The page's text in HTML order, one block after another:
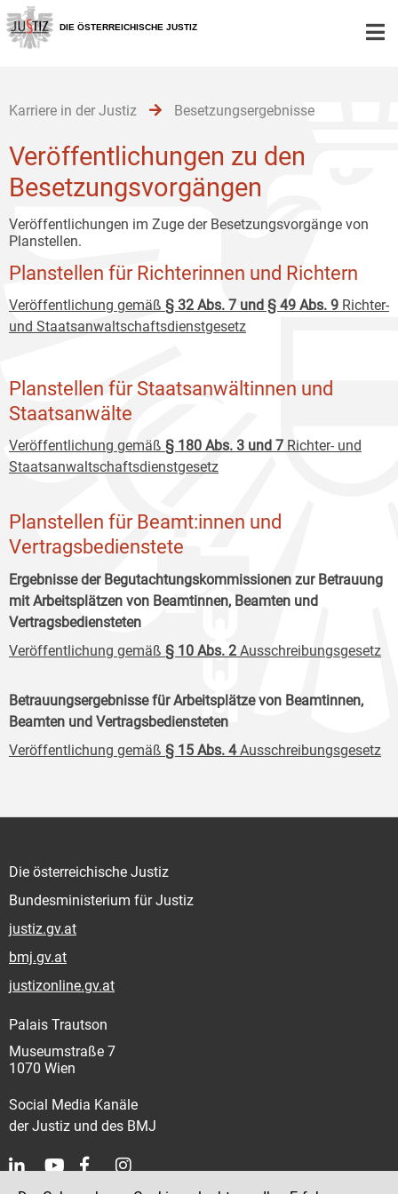
Zur
Hauptnavigation
[1]
Zum
Inhalt
[2]
Zum
Untermenü
[3]
DIE ÖSTERREICHISCHE JUSTIZ
Karriere in der Justiz Besetzungsergebnisse
Veröffentlichungen zu den
Besetzungsvorgängen
Veröffentlichungen im Zuge der Besetzungsvorgänge von
Planstellen.
Planstellen für Richterinnen und Richtern
Veröffentlichung gemäß § 32 Abs. 7 und § 49 Abs. 9 Richter-
und Staatsanwaltschaftsdienstgesetz
Planstellen für Staatsanwältinnen und
Staatsanwälte
Veröffentlichung gemäß § 180 Abs. 3 und 7 Richter- und
Staatsanwaltschaftsdienstgesetz
Planstellen für Beamt:innen und
Vertragsbedienstete
Ergebnisse der Begutachtungskommissionen zur Betrauung
mit Arbeitsplätzen von Beamtinnen, Beamten und
Vertragsbediensteten
Veröffentlichung gemäß § 10 Abs. 2 Ausschreibungsgesetz
Betrauungsergebnisse für Arbeitsplätze von Beamtinnen,
Beamten und Vertragsbediensteten
Veröffentlichung gemäß § 15 Abs. 4Ausschreibungsgesetz
Die österreichische Justiz
Bundesministerium für Justiz
justiz.gv.at
bmj.gv.at
justizonline.gv.at
Palais Trautson
Museumstraße 7
1070 Wien
Social Media Kanäle
der Justiz und des BMJ